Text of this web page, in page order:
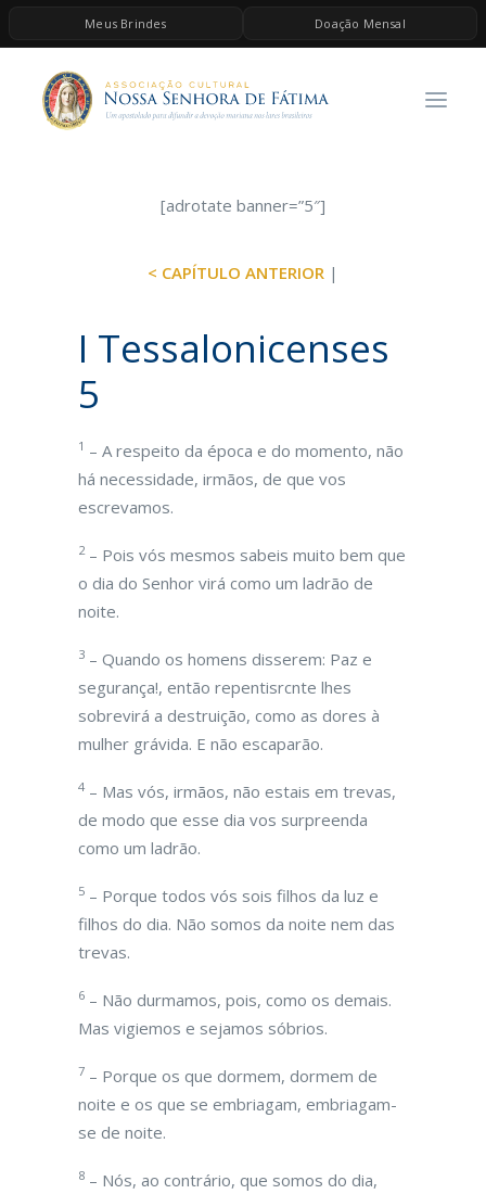
Meus Brindes Doação Mensal
HOME
A ASSOCIAÇÃO
ESPIRITUALIDADE[adrotate banner=”5″]
< CAPÍTULO ANTERIOR |
I Tessalonicenses
5
1 – A respeito da época e do momento, não
há necessidade, irmãos, de que vos
escrevamos.
2– Pois vós mesmos sabeis muito bem que
o dia do Senhor virá como um ladrão de
noite.
3 – Quando os homens disserem: Paz e
segurança!, então repentisrcnte lhes
sobrevirá a destruição, como as dores à
mulher grávida. E não escaparão.
4 – Mas vós, irmãos, não estais em trevas,
de modo que esse dia vos surpreenda
como um ladrão.
5 – Porque todos vós sois filhos da luz e
filhos do dia. Não somos da noite nem das
trevas.
6 – Não durmamos, pois, como os demais.
Mas vigiemos e sejamos sóbrios.
7 – Porque os que dormem, dormem de
noite e os que se embriagam, embriagam-
se de noite.
8 – Nós, ao contrário, que somos do dia,